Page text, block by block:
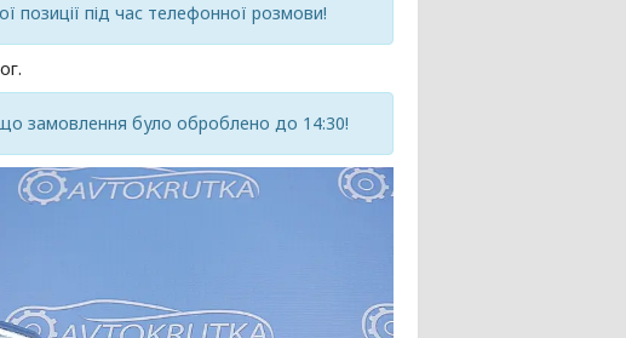
позиції під час телефонної розмови!
замовлення було оброблено до 14:30!